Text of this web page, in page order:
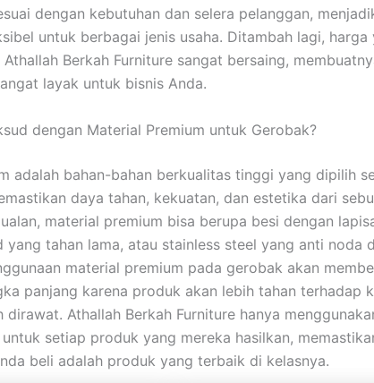
dengan kebutuhan dan selera pelanggan,
untuk berbagai jenis usaha. Ditambah lagi, harga
Berkah Furniture sangat bersaing,
layak untuk bisnis Anda.
dengan Material Premium untuk Gerobak?
adalah bahan-bahan berkualitas tinggi yang dipilih
daya tahan, kekuatan, dan estetika dari
material premium bisa berupa besi dengan
yang tahan lama, atau stainless steel yang anti noda
material premium pada gerobak akan
panjang karena produk akan lebih tahan terhadap
dirawat. Athallah Berkah Furniture hanya
setiap produk yang mereka hasilkan,
beli adalah produk yang terbaik di kelasnya.